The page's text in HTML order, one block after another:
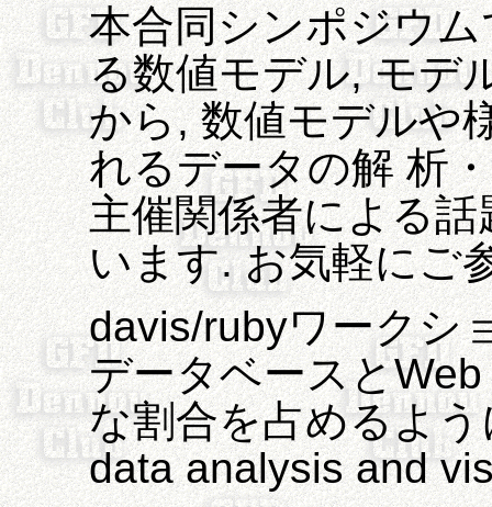
本合同シンポジウ
る数値モデル, モデ
から, 数値モデルや
れるデータの解 析
主催関係者による
います. お気軽にご
davis/rubyワークシ
データベースと
な割合を占めるよ
data analysis and